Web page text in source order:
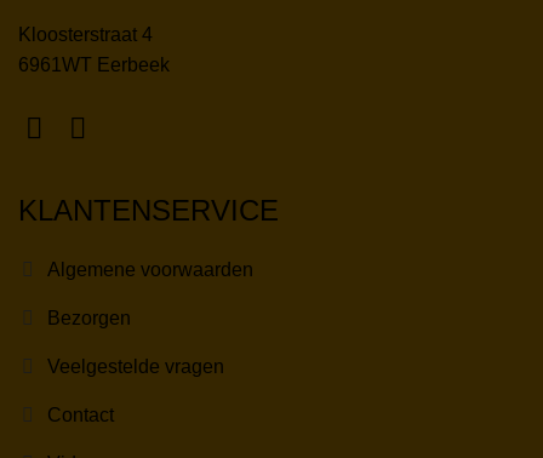
Kloosterstraat 4
6961WT Eerbeek
KLANTENSERVICE
Algemene voorwaarden
Bezorgen
Veelgestelde vragen
Contact